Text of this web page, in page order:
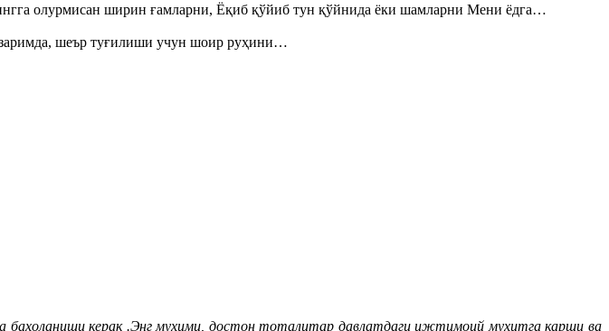
олурмисан ширин ғамларни, Ёқиб қўйиб тун қўйнида ёки шамларни Мени ёдга…
шеър туғилиши учун шоир руҳини…
керак .Энг муҳими, достон тоталитар давлатдаги ижтимоий муҳитга қарши ва